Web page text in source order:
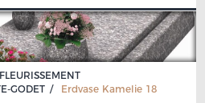
FLEURISSEMENT
GODET
Erdvase Kamelie 18